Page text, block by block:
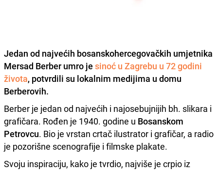
Jedan od najvećih bosanskohercegovačkih umjetnika
Mersad Berber umro je sinoć u Zagrebu u 72 godini
života, potvrdili su lokalnim medijima u domu
Berberovih.
Berber je jedan od najvećih i najosebujnijih bh. slikara i
grafičara. Rođen je 1940. godine u Bosanskom
Petrovcu. Bio je vrstan crtač ilustrator i grafičar, a radio
je pozorišne scenografije i filmske plakate.
Svoju inspiraciju, kako je tvrdio, najviše je crpio iz